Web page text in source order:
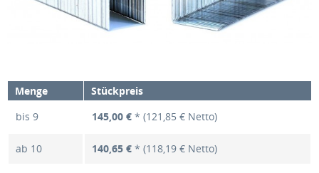
Menge
Stückpreis
bis 9 145,00 € * (121,85 € Netto)
ab 10 140,65 € * (118,19 € Netto)